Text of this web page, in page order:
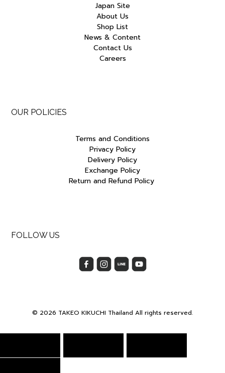
Japan Site
About Us
Shop List
News & Content
Contact Us
Careers
OUR POLICIES
Terms and Conditions
Privacy Policy
Delivery Policy
Exchange Policy
Return and Refund Policy
FOLLOW US
© 2026 TAKEO KIKUCHI Thailand All rights reserved.